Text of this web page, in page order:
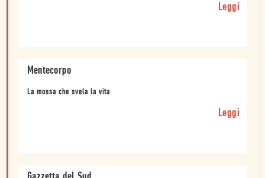
Leggi
Mentecorpo
La mossa che svela la vita
Leggi